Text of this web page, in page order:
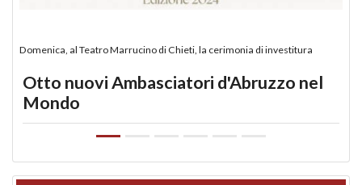
Domenica, al Teatro Marrucino di Chieti, la cerimonia di investitura
Otto nuovi Ambasciatori d'Abruzzo nel
Mondo